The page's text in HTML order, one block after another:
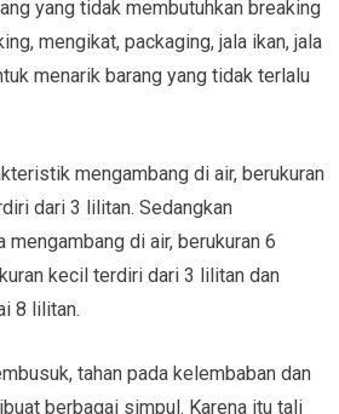
yang tidak membutuhkan breaking
mengikat, packaging, jala ikan, jala
menarik barang yang tidak terlalu
mengambang di air, berukuran
dari 3 lilitan. Sedangkan
di air, berukuran 6
kecil terdiri dari 3 lilitan dan
8 lilitan.
tahan pada kelembaban dan
berbagai simpul. Karena itu tali